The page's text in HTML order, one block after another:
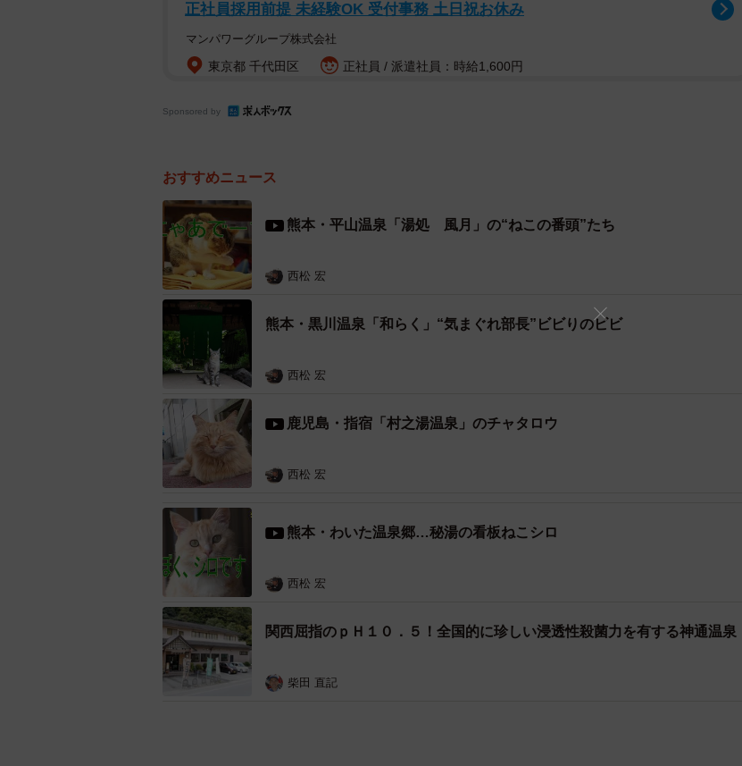
1/6
可能な家族経営のアットホームな旅館。ホームページはつくらず、温泉や看板猫についても
原鶴温泉は、弱アルカリ性単純泉と単純硫黄泉の２つの泉質を合わせ持つ「ダブル美肌の
湯」として知られている。同館は加水なしの源泉純度１００％の掛け流しで、ラドン含有量
が多いのが特長。pH値（酸性度やアルカリ性度を示す数値。０から７が酸性、７が中性
で、７から１４はアルカリ性）9.1から9.3のヌルヌルのアルカリ性泉で、ラドンを多く含む
源泉は全国的にも貴重だ。同館の植杉卓矢さん（３３）は、「体によい放射性の気体成分の
ラドンを多く含んでいて、４０度以下の入りやすいお湯なんですよ。入浴して１０分ほどた
つと体が内側からポカポカになります」と教えてくれた。
正社員採用前提 未経験OK 受付事務 土日祝お休み
マンパワーグループ株式会社
東京都 千代田区 正社員 / 派遣社員：時給1,600円
Sponsored by
おすすめニュース
熊本・平山温泉「湯処 風月」の“ねこの番頭”たち
西松 宏
熊本・黒川温泉「和らく」“気まぐれ部長”ビビりのビビ
西松 宏
鹿児島・指宿「村之湯温泉」のチャタロウ
西松 宏
熊本・わいた温泉郷…秘湯の看板ねこシロ
西松 宏
関西屈指のｐＨ１０．５！全国的に珍しい浸透性殺菌力を有する神通温泉
柴田 直記